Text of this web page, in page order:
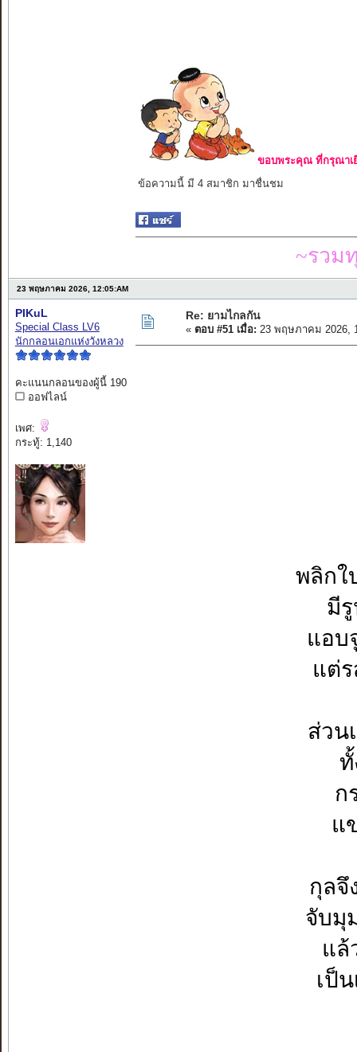
ขอบพระคุณ ที่กรุณาเ
ข้อความนี้ มี 4 สมาชิก มาชื่นชม
~รวม
23 พฤษภาคม 2026, 12:05:AM
PIKuL
Special Class LV6
นักกลอนเอกแห่งวังหลวง
คะแนนกลอนของผู้นี้ 190
ออฟไลน์
เพศ:
กระทู้: 1,140
Re: ยามไกลกัน
« ตอบ #51 เมื่อ: 23 พฤษภาคม 2026,
พลิกใ
มี
แอบ
แต่
ส่วน
ก
แ
กุลจึ
จับมุ
แล้
เป็